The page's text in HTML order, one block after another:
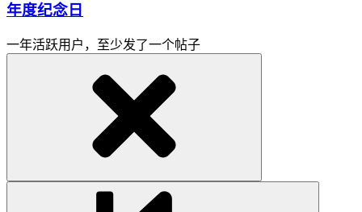
年度纪念日
一年活跃用户，至少发了一个帖子